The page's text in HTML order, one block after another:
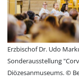
Erzbischof Dr. Udo
Sonderausstellung
Diözesanmuseums. ©